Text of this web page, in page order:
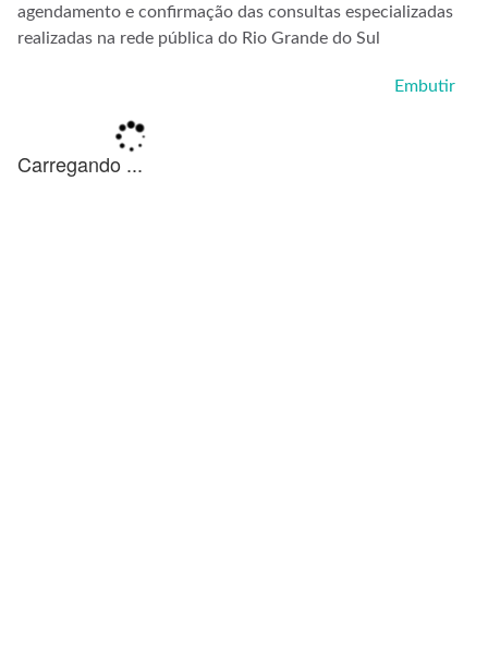
agendamento e confirmação das consultas especializadas
realizadas na rede pública do Rio Grande do Sul
Embutir